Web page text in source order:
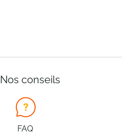
Nos conseils
FAQ